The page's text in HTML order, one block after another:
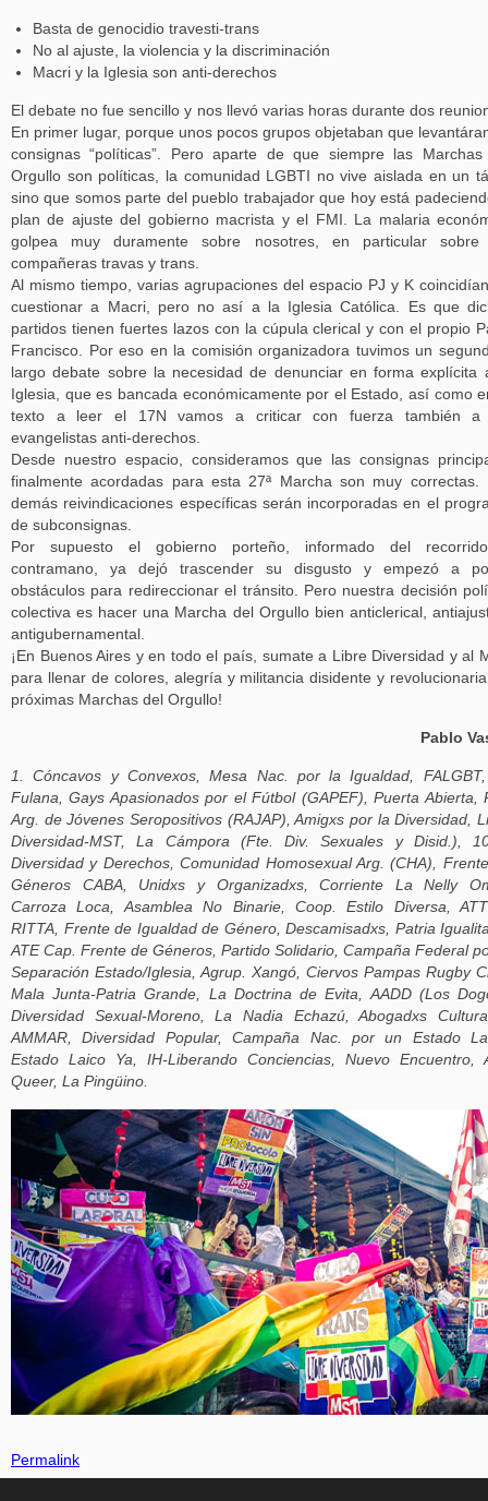
Basta de genocidio travesti-trans
No al ajuste, la violencia y la discriminación
Macri y la Iglesia son anti-derechos
El debate no fue sencillo y nos llevó varias horas durante dos
En primer lugar, porque unos pocos grupos objetaban que
consignas “políticas”. Pero aparte de que siempre las Marchas
Orgullo son políticas, la comunidad LGBTI no vive aislada en un
sino que somos parte del pueblo trabajador que hoy está
plan de ajuste del gobierno macrista y el FMI. La malaria
golpea muy duramente sobre nosotres, en particular sobre
compañeras travas y trans.
Al mismo tiempo, varias agrupaciones del espacio PJ y K
cuestionar a Macri, pero no así a la Iglesia Católica. Es que
partidos tienen fuertes lazos con la cúpula clerical y con el propio
Francisco. Por eso en la comisión organizadora tuvimos un
largo debate sobre la necesidad de denunciar en forma explícita
Iglesia, que es bancada económicamente por el Estado, así como
texto a leer el 17N vamos a criticar con fuerza también a
evangelistas anti-derechos.
Desde nuestro espacio, consideramos que las consignas
finalmente acordadas para esta 27ª Marcha son muy correctas.
demás reivindicaciones específicas serán incorporadas en el
de subconsignas.
Por supuesto el gobierno porteño, informado del
contramano, ya dejó trascender su disgusto y empezó a
obstáculos para redireccionar el tránsito. Pero nuestra decisión
colectiva es hacer una Marcha del Orgullo bien anticlerical,
antigubernamental.
¡En Buenos Aires y en todo el país, sumate a Libre Diversidad y al
para llenar de colores, alegría y militancia disidente y
próximas Marchas del Orgullo!
Pablo
1. Cóncavos y Convexos, Mesa Nac. por la Igualdad,
Fulana, Gays Apasionados por el Fútbol (GAPEF), Puerta Abierta,
Arg. de Jóvenes Seropositivos (RAJAP), Amigxs por la Diversidad,
Diversidad-MST, La Cámpora (Fte. Div. Sexuales y Disid.),
Diversidad y Derechos, Comunidad Homosexual Arg. (CHA),
Géneros CABA, Unidxs y Organizadxs, Corriente La Nelly
Carroza Loca, Asamblea No Binarie, Coop. Estilo Diversa,
RITTA, Frente de Igualdad de Género, Descamisadxs, Patria
ATE Cap. Frente de Géneros, Partido Solidario, Campaña Federal
Separación Estado/Iglesia, Agrup. Xangó, Ciervos Pampas Rugby
Mala Junta-Patria Grande, La Doctrina de Evita, AADD (Los
Diversidad Sexual-Moreno, La Nadia Echazú, Abogadxs
AMMAR, Diversidad Popular, Campaña Nac. por un Estado
Estado Laico Ya, IH-Liberando Conciencias, Nuevo Encuentro,
Queer, La Pingüino.
Permalink